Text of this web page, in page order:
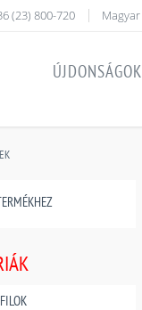
(23) 800-720 Magyar
ÚJDONSÁGOK